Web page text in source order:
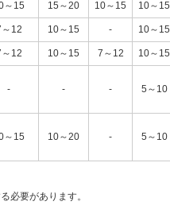
～15 15～20 10～15 10～15
12 10～15 - 10～15
12 10～15 7～12 10～15
- - - 5～10
～15 10～20 - 5～10
必要があります。